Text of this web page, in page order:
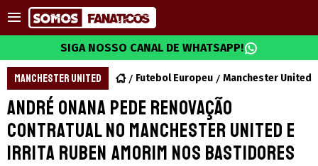
SIGA NOSSO CANAL DE WHATSAPP!
MANCHESTER UNITED Futebol Europeu Manchester United
André Onana pede renovação
contratual no Manchester United e
irrita Ruben Amorim nos bastidores